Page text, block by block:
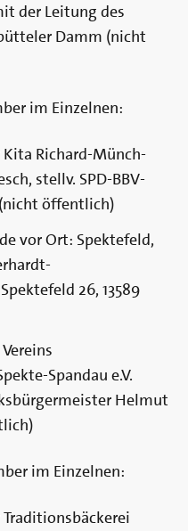
der Leitung des
Damm (nicht
im Einzelnen:
Richard-Münch-
stellv. SPD-BBV-
öffentlich)
vor Ort: Spektefeld,
26, 13589
Spandau e.V.
Helmut
im Einzelnen: